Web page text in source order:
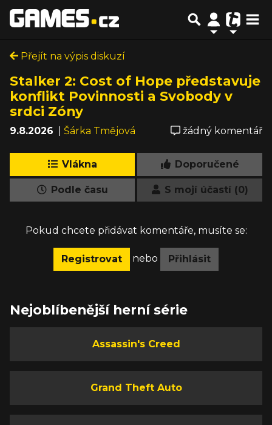
Přejít na výpis diskuzí
Stalker 2: Cost of Hope představuje
konflikt Povinnosti a Svobody v
srdci Zóny
9.8.2026 Šárka Tmějová žádný komentář
Vlákna Doporučené
Podle času S mojí účastí (0)
Pokud chcete přidávat komentáře, musíte se:
Registrovat nebo Přihlásit
Nejoblíbenější herní série
Assassin's Creed
Grand Theft Auto